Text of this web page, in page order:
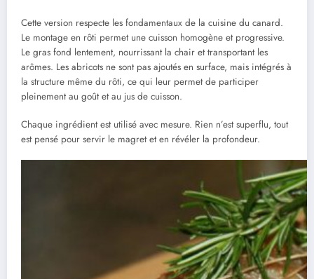
Cette version respecte les fondamentaux de la cuisine du canard.
Le montage en rôti permet une cuisson homogène et progressive.
Le gras fond lentement, nourrissant la chair et transportant les
arômes. Les abricots ne sont pas ajoutés en surface, mais intégrés à
la structure même du rôti, ce qui leur permet de participer
pleinement au goût et au jus de cuisson.
Chaque ingrédient est utilisé avec mesure. Rien n’est superflu, tout
est pensé pour servir le magret et en révéler la profondeur.